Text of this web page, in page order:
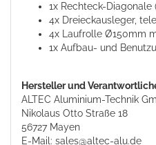
1x Rechteck-Diagonale
4x Dreieckausleger,
4x Laufrolle Ø150mm
1x Aufbau- und
Hersteller und
ALTEC Aluminium-Technik
Nikolaus Otto Straße 18
56727 Mayen
E-Mail: sales@altec-alu.de